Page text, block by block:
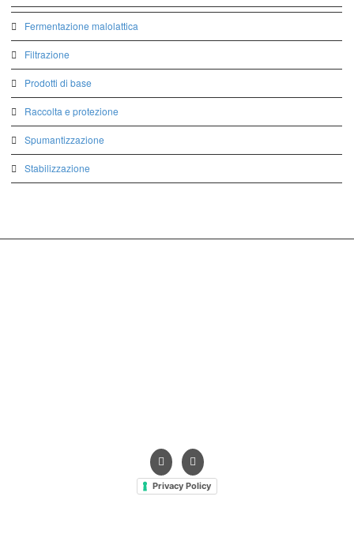
Fermentazione malolattica
Filtrazione
Prodotti di base
Raccolta e protezione
Spumantizzazione
Stabilizzazione
Privacy Policy